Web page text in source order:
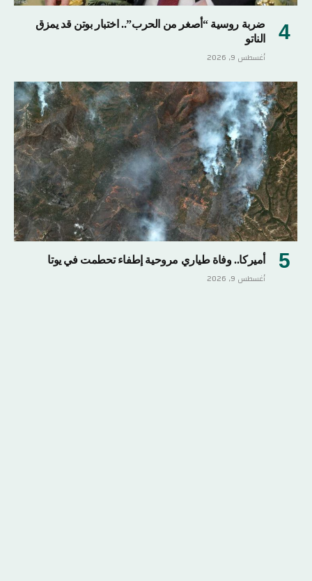
ضربة روسية “أصغر من الحرب”.. اختبار بوتن قد يمزق
الناتو
أغسطس 9, 2026
أميركا.. وفاة طياري مروحية إطفاء تحطمت في يوتا
أغسطس 9, 2026